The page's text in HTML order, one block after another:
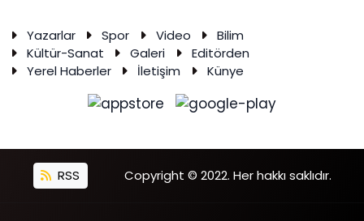
Yazarlar Spor Video
Bilim
Kültür-Sanat
Galeri
Editörden
Yerel Haberler
İletişim Künye
RSS Copyright © 2022. Her hakkı saklıdır.